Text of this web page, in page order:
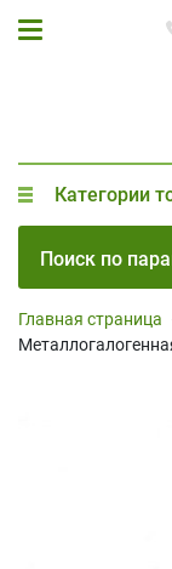
Категории
Поиск по
Главная страница